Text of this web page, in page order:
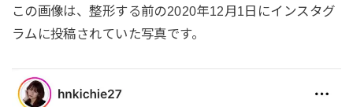
この画像は、整形する前の2020年12月1日にインスタグ
ラムに投稿されていた写真です。